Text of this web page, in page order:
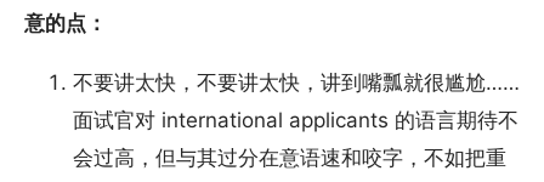
意的点：
不要讲太快，不要讲太快，讲到嘴瓢就很尴尬……
面试官对 international applicants 的语言期待不
会过高，但与其过分在意语速和咬字，不如把重